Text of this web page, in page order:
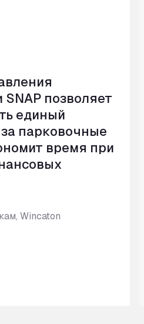
позволяет
единый
парковочные
время при
Wincaton